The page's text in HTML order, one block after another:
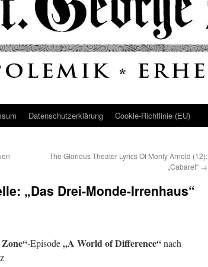
Datenschutz­erklärung Cookie-Richtlinie (EU)
The Glorious Theater Lyrics Of Monty Arnold (12):
„Cabaret“ →
„Das Drei-Monde-Irrenhaus“
-Episode„A World of Difference“nach